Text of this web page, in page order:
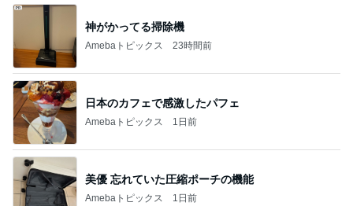
神がかってる掃除機
Amebaトピックス 23時間前
日本のカフェで感激したパフェ
Amebaトピックス 1日前
美優 忘れていた圧縮ポーチの機能
Amebaトピックス 1日前